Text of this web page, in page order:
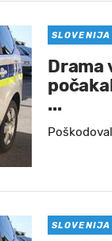
SLOVENIJA
Drama
...
SLOVENIJA